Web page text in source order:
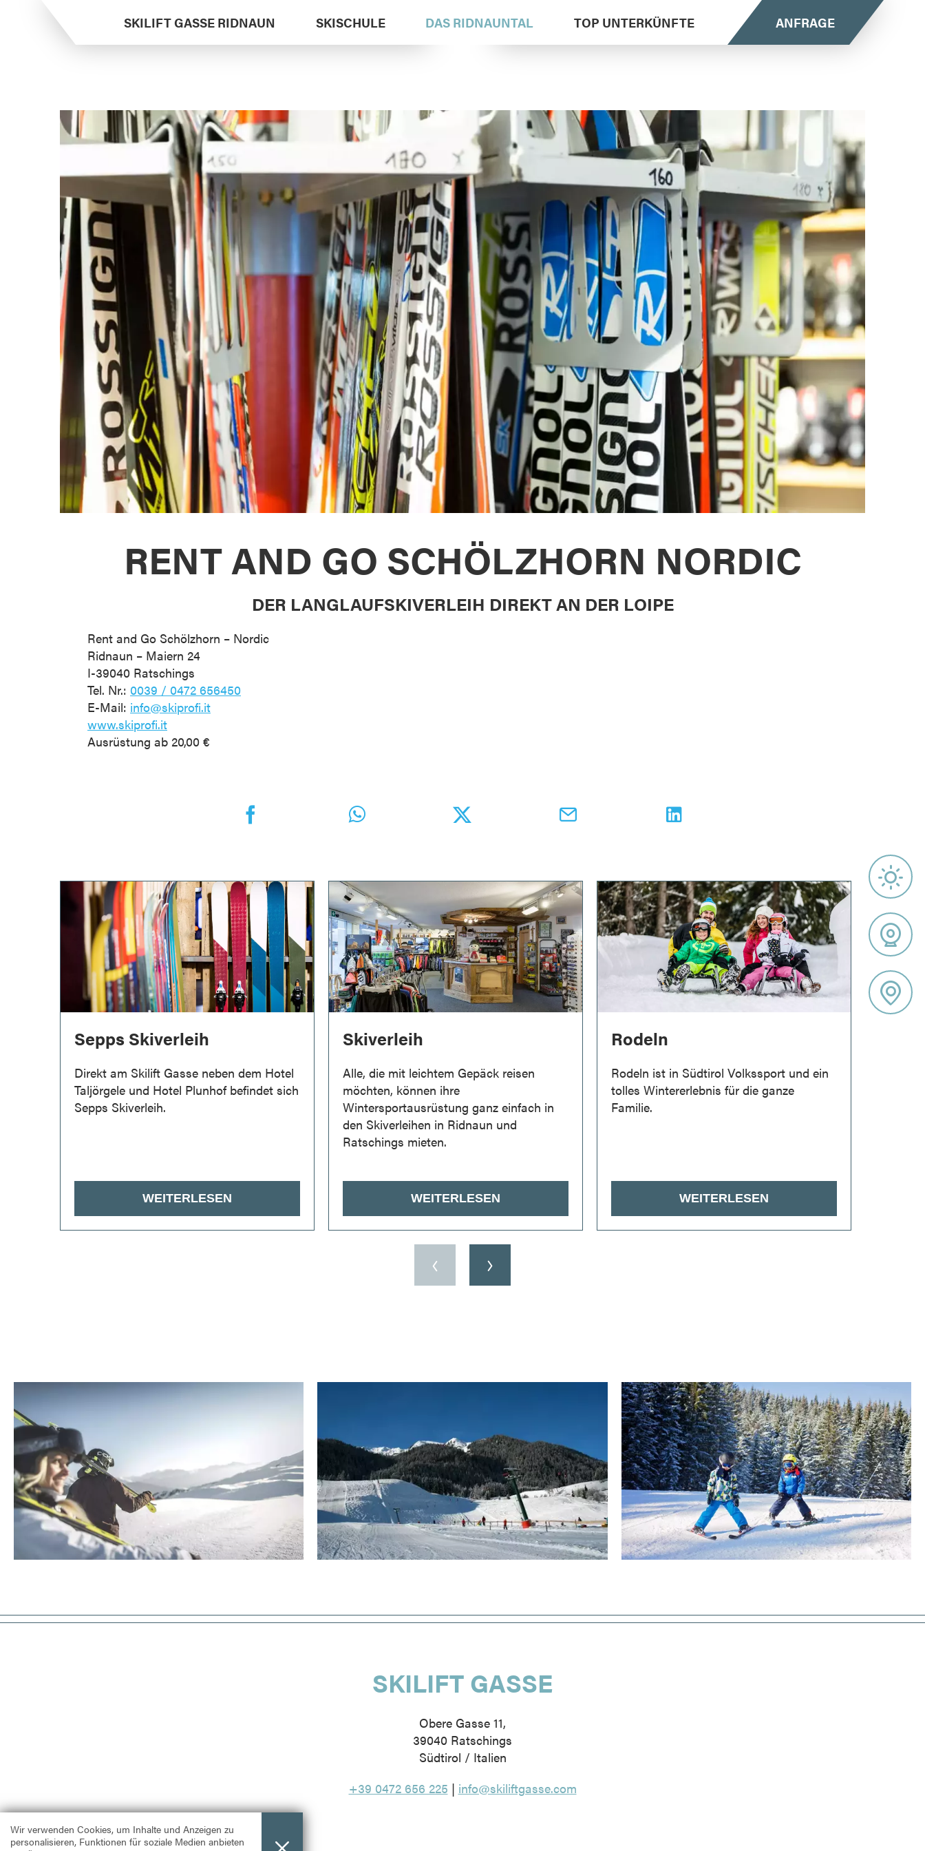
Wir verwenden Cookies, um Inhalte und Anzeigen zu
personalisieren, Funktionen für soziale Medien anbieten
SKILIFT GASSE RIDNAUN SKISCHULE DAS RIDNAUNTAL TOP UNTERKÜNFTE ANFRAGE
RENT AND GO SCHÖLZHORN NORDIC
DER LANGLAUFSKIVERLEIH DIREKT AN DER LOIPE
Rent and Go Schölzhorn – Nordic
Ridnaun – Maiern 24
I-39040 Ratschings
Tel. Nr.: 0039 / 0472 656450
E-Mail: info@skiprofi.it
www.skiprofi.it
Ausrüstung ab 20,00 €
Sepps Skiverleih
Direkt am Skilift Gasse neben dem Hotel
Taljörgele und Hotel Plunhof befindet sich
Sepps Skiverleih.
WEITERLESEN
Skiverleih
Alle, die mit leichtem Gepäck reisen
möchten, können ihre
Wintersportausrüstung ganz einfach in
den Skiverleihen in Ridnaun und
Ratschings mieten.
WEITERLESEN
Rodeln
Rodeln ist in Südtirol Volkssport und ein
tolles Wintererlebnis für die ganze
Familie.
WEITERLESEN
SKILIFT GASSE
Obere Gasse 11,
39040 Ratschings
Südtirol / Italien
+39 0472 656 225 | info@skiliftgasse.com